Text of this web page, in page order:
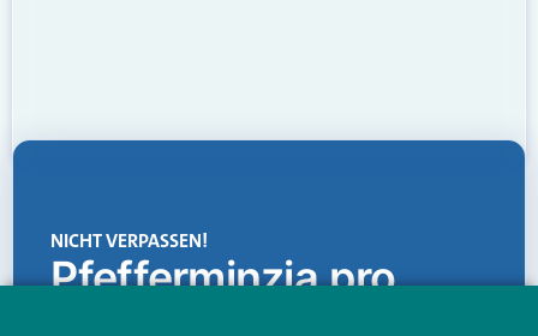
NICHT VERPASSEN!
Pfefferminzia.pro